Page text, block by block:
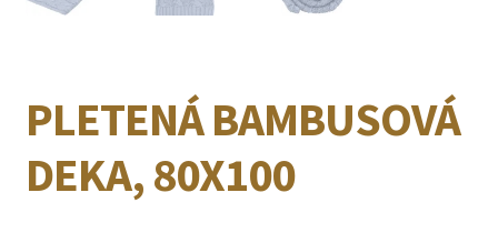
PLETENÁ BAMBUSOVÁ
DEKA, 80X100